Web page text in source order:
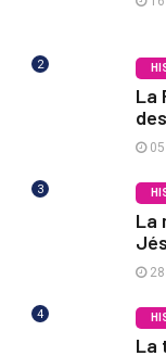
2
La
05
3
La
28
4
La